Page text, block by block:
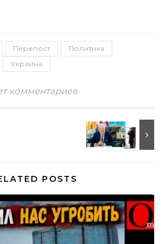
Перепост
Политика
Украина
комментариев
POSTS